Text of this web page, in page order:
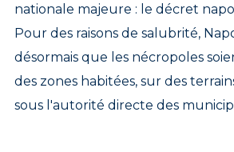
nationale majeure : le décret
Pour des raisons de salubrité,
désormais que les nécropoles
des zones habitées, sur des
sous l'autorité directe des